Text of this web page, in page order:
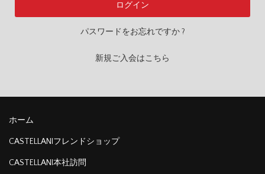
パスワードをお忘れですか ?
新規ご入会はこちら
ホーム
CASTELLANIフレンドショップ
CASTELLANI本社訪問